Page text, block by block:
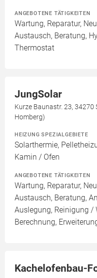
ANGEBOTENE TÄTIGKEITEN
Wartung, Reparatur,
Austausch, Beratung,
Thermostat
JungSolar
Kurze Baunastr. 23,
Homberg)
HEIZUNG SPEZIALGEBIETE
Solarthermie,
Kamin / Ofen
ANGEBOTENE TÄTIGKEITEN
Wartung, Reparatur,
Austausch, Beratung,
Auslegung, Reinigung /
Berechnung,
Kachelofenbau-